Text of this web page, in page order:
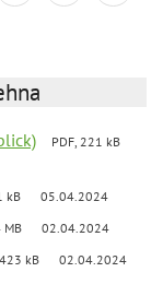
PDF, 221 kB
kB 05.04.2024
MB 02.04.2024
kB 02.04.2024